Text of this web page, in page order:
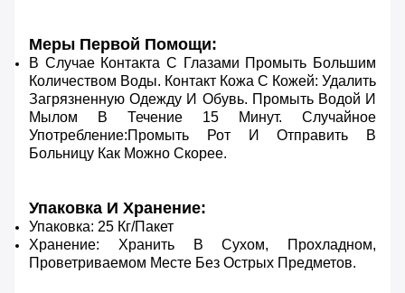
Меры Первой Помощи:
В Случае Контакта С Глазами Промыть Большим
Количеством Воды. Контакт Кожа С Кожей: Удалить
Загрязненную Одежду И Обувь. Промыть Водой И
Мылом В Течение 15 Минут. Случайное
Употребление:Промыть Рот И Отправить В
Больницу Как Можно Скорее.
Упаковка И Хранение:
Упаковка: 25 Кг/пакет
Хранение: Хранить В Сухом, Прохладном,
Проветриваемом Месте Без Острых Предметов.